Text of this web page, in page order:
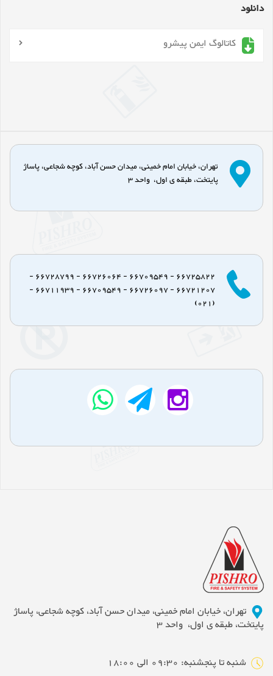
دانلود
کاتالوگ ایمن پیشرو
تهران، خیابان امام خمینی، میدان حسن آباد، کوچه شجاعی، پاساژ
پایتخت، طبقه ی اول، واحد 3
66725822 - 66709549 - 66726064 - 66728799 -
66721207 - 66726097 - 66709549 - 66711939 -
(021)
تهران، خیابان امام خمینی، میدان حسن آباد، کوچه شجاعی، پاساژ
پایتخت، طبقه ی اول، واحد 3
شنبه تا پنجشنبه: 09:30 الی 18:00